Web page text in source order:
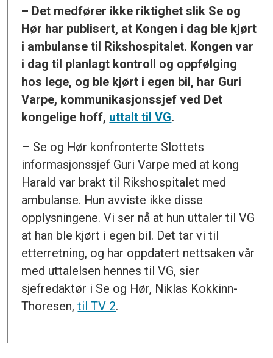
– Det medfører ikke riktighet slik Se og
Hør har publisert, at Kongen i dag ble kjørt
i ambulanse til Rikshospitalet. Kongen var
i dag til planlagt kontroll og oppfølging
hos lege, og ble kjørt i egen bil, har Guri
Varpe, kommunikasjonssjef ved Det
kongelige hoff, uttalt til VG.
– Se og Hør konfronterte Slottets
informasjonssjef Guri Varpe med at kong
Harald var brakt til Rikshospitalet med
ambulanse. Hun avviste ikke disse
opplysningene. Vi ser nå at hun uttaler til VG
at han ble kjørt i egen bil. Det tar vi til
etterretning, og har oppdatert nettsaken vår
med uttalelsen hennes til VG, sier
sjefredaktør i Se og Hør, Niklas Kokkinn-
Thoresen,til TV 2.